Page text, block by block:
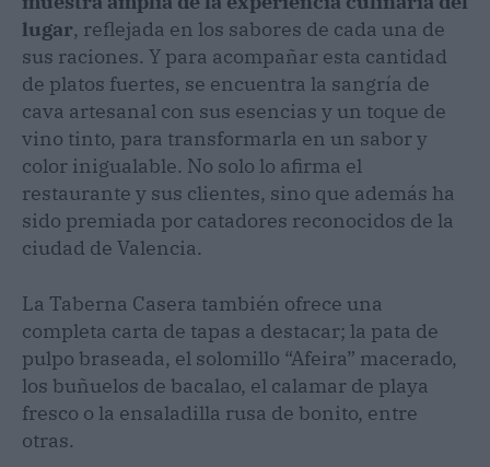
lugar, reflejada en los sabores de cada una de
sus raciones. Y para acompañar esta cantidad
de platos fuertes, se encuentra la sangría de
cava artesanal con sus esencias y un toque de
vino tinto, para transformarla en un sabor y
color inigualable. No solo lo afirma el
restaurante y sus clientes, sino que además ha
sido premiada por catadores reconocidos de la
ciudad de Valencia.
La Taberna Casera también ofrece una
completa carta de tapas a destacar; la pata de
pulpo braseada, el solomillo “Afeira” macerado,
los buñuelos de bacalao, el calamar de playa
fresco o la ensaladilla rusa de bonito, entre
otras.